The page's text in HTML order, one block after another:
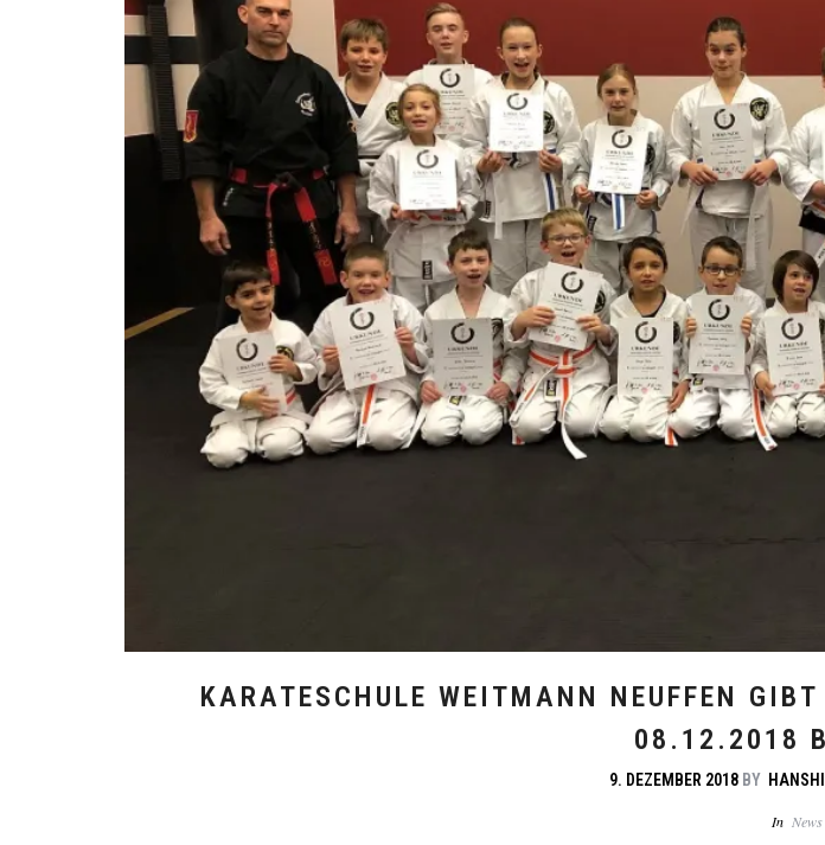
KARATESCHULE WEITMANN NEUFFEN GIBT
08.12.2018
9. DEZEMBER 2018 BY
In News